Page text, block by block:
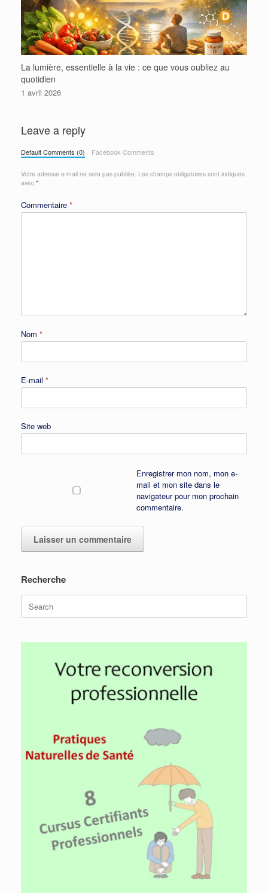
La lumière, essentielle à la vie : ce que vous oubliez au
quotidien
1 avril 2026
Leave a reply
Default Comments (0) Facebook Comments
Votre adresse e-mail ne sera pas publiée. Les champs obligatoires sont indiqués
avec *
Commentaire *
Nom *
E-mail *
Site web
Enregistrer mon nom, mon e-
mail et mon site dans le
navigateur pour mon prochain
commentaire.
Recherche
Search
for: